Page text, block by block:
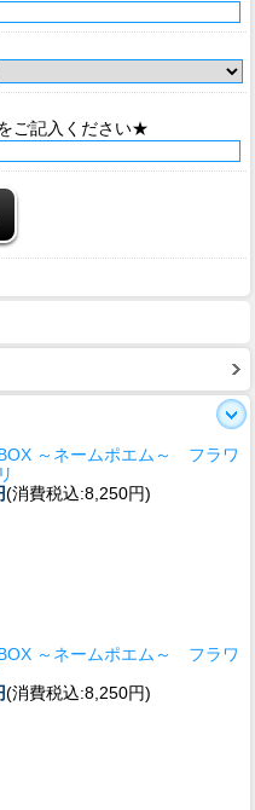
ご記入ください★
～ネームポエム～ フラワ
(消費税込:8,250円)
～ネームポエム～ フラワ
(消費税込:8,250円)